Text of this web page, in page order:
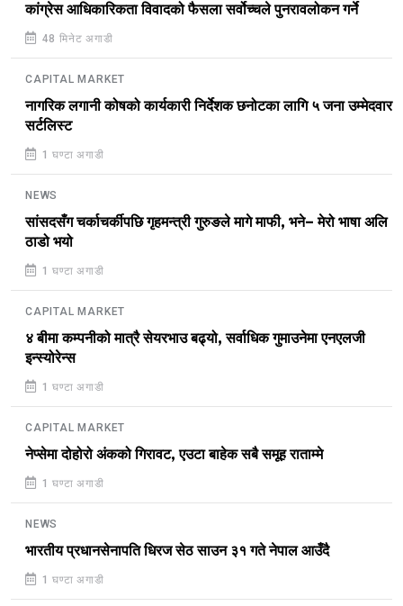
कांग्रेस आधिकारिकता विवादको फैसला सर्वोच्चले पुनरावलोकन गर्ने
48 मिनेट अगाडी
CAPITAL MARKET
नागरिक लगानी कोषको कार्यकारी निर्देशक छनोटका लागि ५ जना उम्मेदवार
सर्टलिस्ट
1 घण्टा अगाडी
NEWS
सांसदसँग चर्काचर्कीपछि गृहमन्त्री गुरुङले मागे माफी, भने– मेरो भाषा अलि
ठाडो भयो
1 घण्टा अगाडी
CAPITAL MARKET
४ बीमा कम्पनीको मात्रै सेयरभाउ बढ्यो, सर्वाधिक गुमाउनेमा एनएलजी
इन्स्योरेन्स
1 घण्टा अगाडी
CAPITAL MARKET
नेप्सेमा दोहोरो अंकको गिरावट, एउटा बाहेक सबै समूह राताम्मे
1 घण्टा अगाडी
NEWS
भारतीय प्रधानसेनापति धिरज सेठ साउन ३१ गते नेपाल आउँदै
1 घण्टा अगाडी